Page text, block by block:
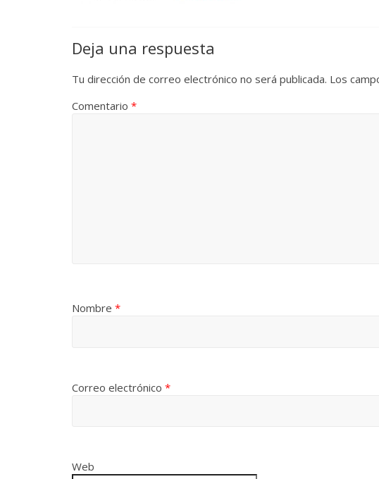
Deja una respuesta
Tu dirección de correo electrónico no será publicada. Los
Comentario *
Nombre *
Correo electrónico *
Web